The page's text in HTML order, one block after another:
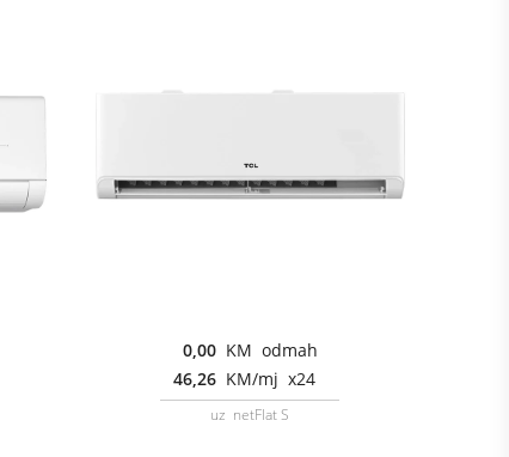
0,00 KM odmah
46,26 KM/mj x24
uz netFlat S